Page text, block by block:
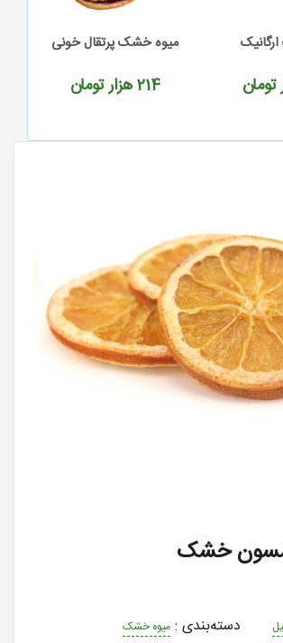
تومان
میوه خشک پرتقال خونی
214هزار تومان
خشک
دسته‌بندی : میوه خشک